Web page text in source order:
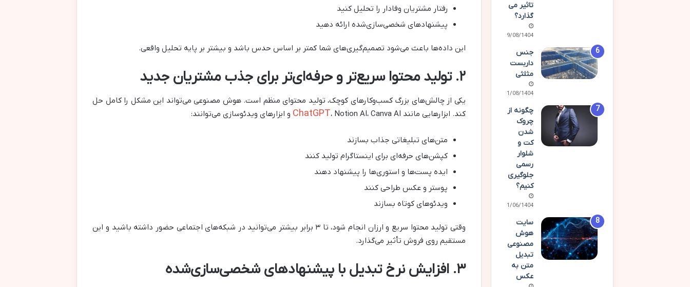
رفتار مشتریان وفادار را تحلیل کنید
پیشنهادهای شخصی‌سازی‌شده ارائه دهید
این داده‌ها باعث می‌شود تصمیم‌گیری‌های شما کمتر بر اساس حدس باشد و بیشتر بر پایه تحلیل واقعی.
۲. تولید محتوا سریع‌تر و حرفه‌ای‌تر برای جذب مشتریان جدید
یکی از چالش‌های بزرگ کسب‌وکارهای کوچک، تولید محتوای منظم است. هوش مصنوعی می‌تواند این مشکل را کامل حل
کند. ابزارهایی مانند
ChatGPT، Notion AI، Canva AI و ابزارهای ویدئوسازی می‌توانند:
متن‌های تبلیغاتی جذاب بسازند
کپشن‌های حرفه‌ای برای اینستاگرام تولید کنند
ایده پست‌ها و استوری‌ها را پیشنهاد دهند
پوستر و عکس طراحی کنند
ویدئوهای کوتاه بسازند
وقتی تولید محتوا سریع و ارزان انجام شود، تا ۳ برابر بیشتر می‌توانید در شبکه‌های اجتماعی حضور داشته باشید و این
مستقیم روی فروش تأثیر می‌گذارد.
۳. افزایش نرخ تبدیل با پیشنهادهای شخصی‌سازی‌شده
تاثیر می
گذارد؟
19/08/1404
جنس
داربست
مثلثی
11/08/1404
چگونه از
چروک
شدن
کت و
شلوار
رسمی
جلوگیری
کنیم؟
01/06/1404
سایت
هوش
مصنوعی
تبدیل
متن به
عکس